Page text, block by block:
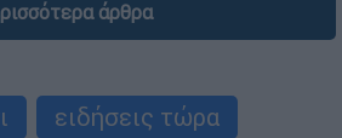
άρθρα
ειδήσεις τώρα